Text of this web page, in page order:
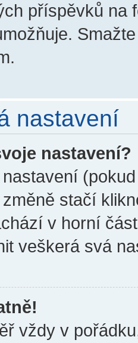
příspěvků na
nastavení
nastavení?
stačí
v horní
veškerá svá
vždy v